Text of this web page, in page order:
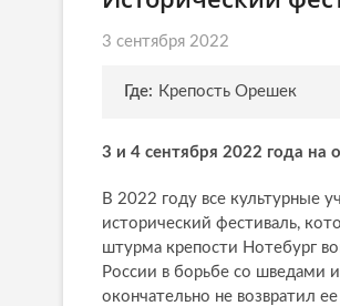
3 сентября 2022
Где: Крепость Орешек
3 и 4 сентября 2022 года на
В 2022 году все культурные
исторический фестиваль,
штурма крепости Нотебург
России в борьбе со шведами
окончательно не возвратил